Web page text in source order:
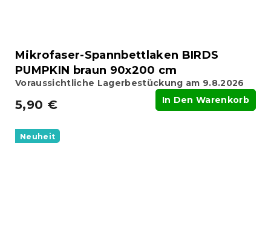
Mikrofaser-Spannbettlaken BIRDS
PUMPKIN braun 90x200 cm
Voraussichtliche Lagerbestückung am 9.8.2026
5,90 € In Den Warenkorb
Neuheit